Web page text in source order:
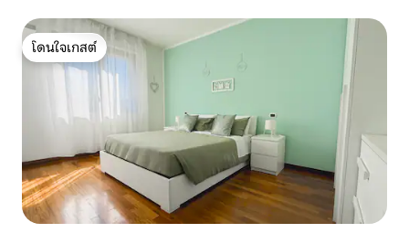
โดนใจเกสต์
โดนใจเกสต์